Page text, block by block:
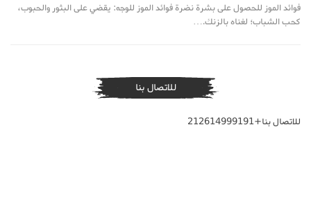
فوائد الموز للحصول على بشرة نضرة فوائد الموز للوجه: يقضي على البثور والحبوب،
كحب الشباب؛ لغناه بالزنك.…
للاتصال بنا
للاتصال بنا+212614999191